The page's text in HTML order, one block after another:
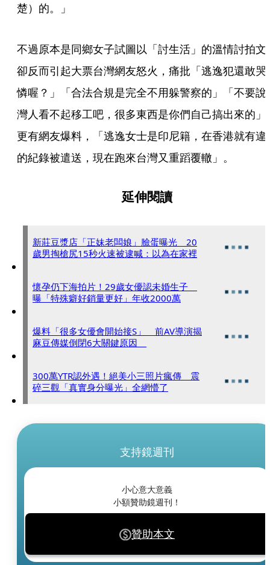
楚）的。」
不過原本是同鄉女子試圖以「討生活」的溫情討拍文
卻反而引起大票台灣網友怒火，痛批「逃逸犯還敢哭
憐喔？」「合法合規是完全不用躲警察的」「不要說
灣人看不起移工吧，很多東西是你們自己搞出來的」
更有網友爆料，「逃逸女士是印尼籍，在香港就有違
的紀錄被遣送，現在跑來台灣又重蹈覆轍」。
延伸閱讀
新莊豆漿店「正妹老闆娘」臉蛋曝光 20
歲男掏槍尻15秒火速被逮喊：以為在家裡
懷孕仍下海拍片！29歲女優認未婚生子
曝「特殊癖好銷量更好」年收2000萬
爆料「很多女優會開始接S」 前AV導演揭
麻豆傳媒倒閉6大關鍵原因
300萬YTR認外遇！絕美小三照片瘋傳 震
碎三觀「真實身分曝光」全網懵了
支持鏡週刊
小心意大意義
小額贊助鏡週刊！
贊助本文